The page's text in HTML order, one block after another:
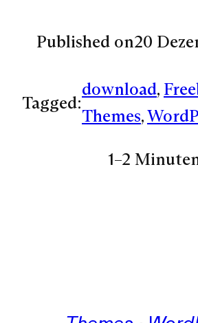
Published on20
Tagged:
download,
Themes,
1–2